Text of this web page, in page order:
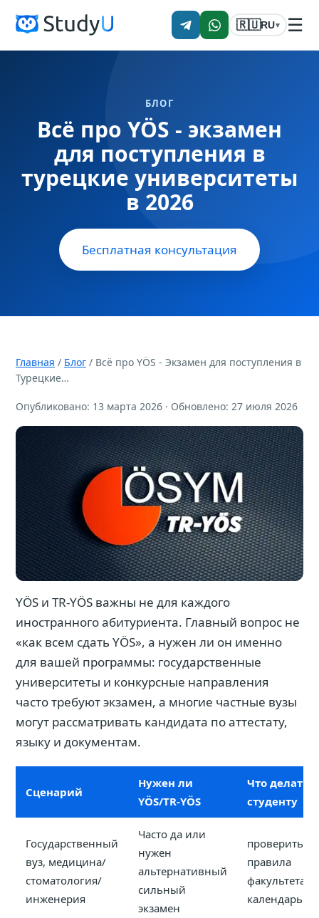
🇷🇺RU▾ ☰
БЛОГ
Всё про YÖS - экзамен
для поступления в
турецкие университеты
в 2026
Бесплатная консультация
Главная / Блог / Всё про YÖS - Экзамен для поступления в
Турецкие…
Опубликовано: 13 марта 2026 · Обновлено: 27 июля 2026
YÖS и TR-YÖS важны не для каждого
иностранного абитуриента. Главный вопрос не
«как всем сдать YÖS», а нужен ли он именно
для вашей программы: государственные
университеты и конкурсные направления
часто требуют экзамен, а многие частные вузы
могут рассматривать кандидата по аттестату,
языку и документам.
Сценарий
Нужен ли
YÖS/TR-YÖS
Что делать
студенту
Государственный
вуз, медицина/
стоматология/
инженерия
Часто да или
нужен
альтернативный
сильный
экзамен
проверить
правила
факультета и
календарь